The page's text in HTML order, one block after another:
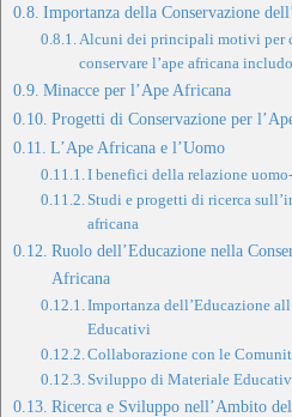
Importanza della Conservazione
Alcuni dei principali motivi per
conservare l’ape africana
Minacce per l’Ape Africana
Progetti di Conservazione per
L’Ape Africana e l’Uomo
I benefici della relazione
Studi e progetti di ricerca
africana
Ruolo dell’Educazione nella
Africana
Importanza dell’Educazione
Educativi
Collaborazione con le
Sviluppo di Materiale
Ricerca e Sviluppo nell’Ambito